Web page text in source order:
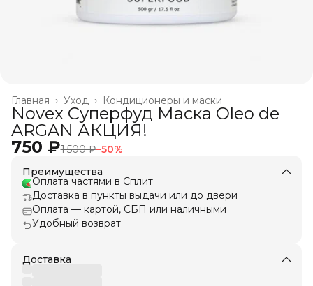
Кондиционеры и маски
Уход ›
Главная ›
Novex Суперфуд Маска Oleo de
ARGAN АКЦИЯ!
750 ₽1 500 ₽−50%
Преимущества
Оплата частями в Сплит
Доставка в пункты выдачи или до двери
Оплата — картой, СБП или наличными
Удобный возврат
Доставка